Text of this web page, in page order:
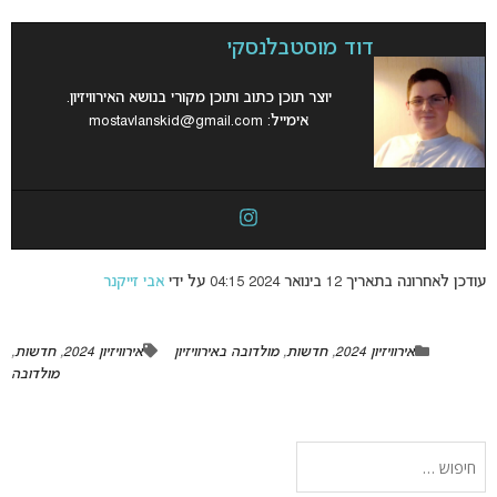
דוד מוסטבלנסקי
יוצר תוכן כתוב ותוכן מקורי בנושא האירוויזיון.
אימייל: mostavlanskid@gmail.com
עודכן לאחרונה בתאריך 12 בינואר 2024 04:15 על ידי אבי זייקנר
אירוויזיון 2024 ,חדשות,מולדובה באירוויזיון אירוויזיון 2024 ,חדשות,
מולדובה